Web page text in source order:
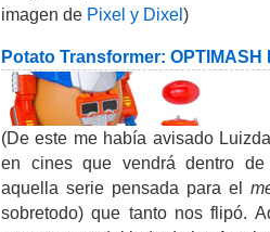
imagen de Pixel y Dixel)
Potato Transformer: OPTIMASH
(De este me había avisado
en cines que vendrá dentro
aquella serie pensada para el
sobretodo) que tanto nos flipó.